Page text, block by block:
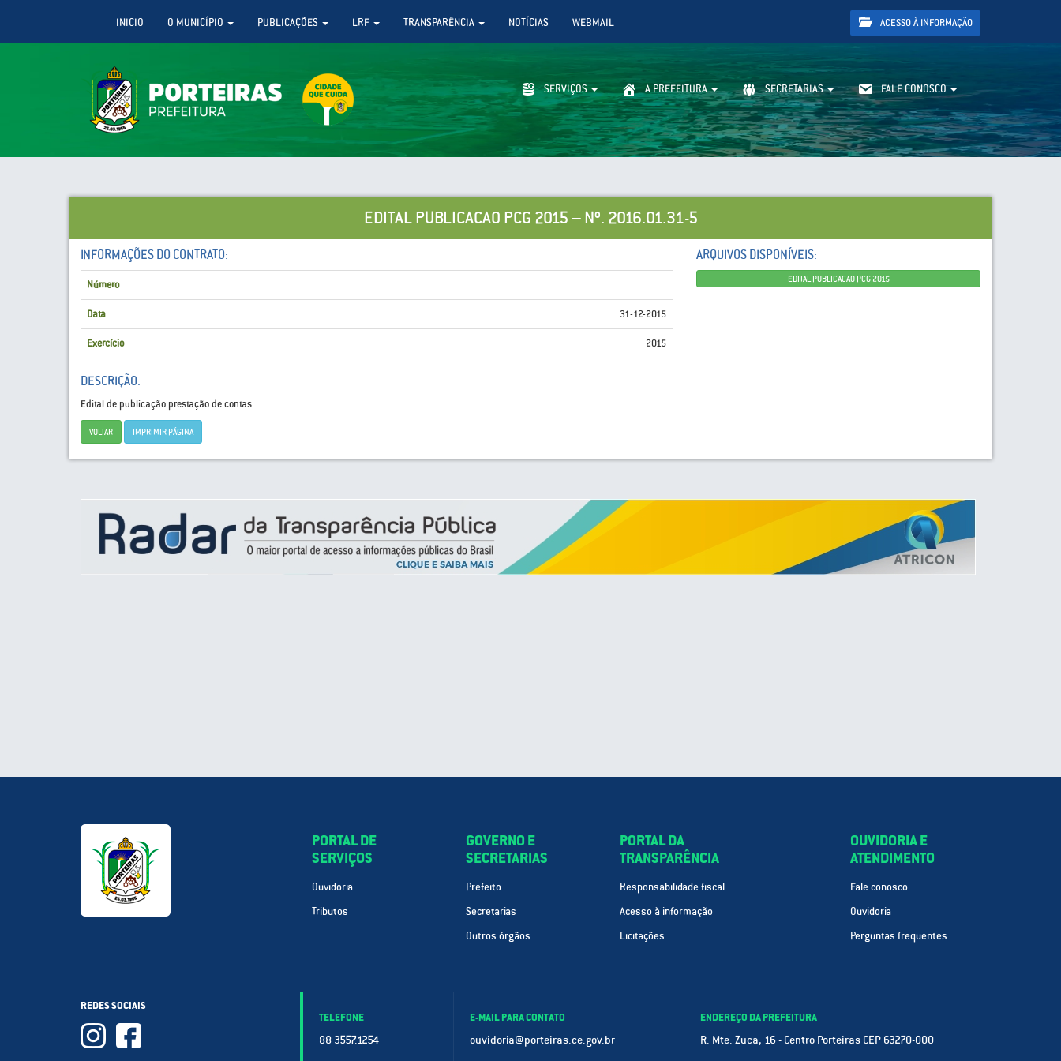
INICIO O MUNICÍPIO PUBLICAÇÕES LRF TRANSPARÊNCIA NOTÍCIAS WEBMAIL ACESSO À INFORMAÇÃO
SERVIÇOS A PREFEITURA SECRETARIAS FALE CONOSCO
EDITAL PUBLICACAO PCG 2015 – Nº. 2016.01.31-5
INFORMAÇÕES DO CONTRATO:
Número
Data 31-12-2015
Exercício 2015
DESCRIÇÃO:
Edital de publicação prestação de contas
VOLTAR IMPRIMIR PÁGINA
ARQUIVOS DISPONÍVEIS:
EDITAL PUBLICACAO PCG 2015
PORTAL DE
SERVIÇOS
Ouvidoria
Tributos
GOVERNO E
SECRETARIAS
Prefeito
Secretarias
Outros órgãos
PORTAL DA
TRANSPARÊNCIA
Responsabilidade fiscal
Acesso à informação
Licitações
OUVIDORIA E
ATENDIMENTO
Fale conosco
Ouvidoria
Perguntas frequentes
REDES SOCIAIS
TELEFONE
88 3557.1254
E-MAIL PARA CONTATO
ouvidoria@porteiras.ce.gov.br
ENDEREÇO DA PREFEITURA
R. Mte. Zuca, 16 - Centro Porteiras CEP 63270-000